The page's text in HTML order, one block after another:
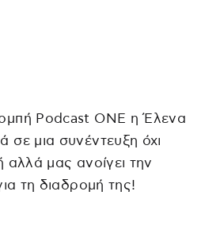
Podcast ONE η Έλενα
σε μια συνέντευξη όχι
αλλά μας ανοίγει την
τη διαδρομή της!